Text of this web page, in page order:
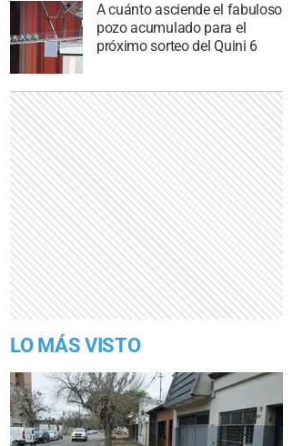
A cuánto asciende el fabuloso
pozo acumulado para el
próximo sorteo del Quini 6
LO MÁS VISTO